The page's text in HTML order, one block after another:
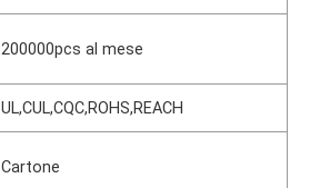
200000pcs al mese
UL,CUL,CQC,ROHS,REACH
Cartone